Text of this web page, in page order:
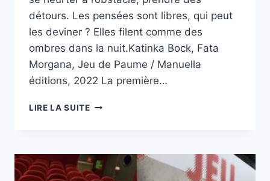
détours. Les pensées sont libres, qui peut
les deviner ? Elles filent comme des
ombres dans la nuit.Katinka Bock, Fata
Morgana, Jeu de Paume / Manuella
éditions, 2022 La première…
LIRE LA SUITE« 3,2,1,
JEU
DE